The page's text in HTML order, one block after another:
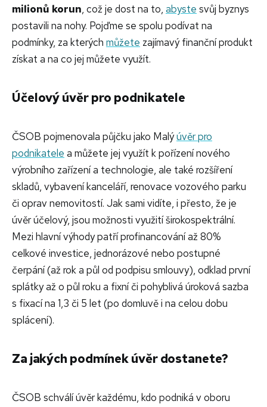
milionů korun, což je dost na to, abyste svůj byznys
postavili na nohy. Pojďme se spolu podívat na
podmínky, za kterých můžete zajímavý finanční produkt
získat a na co jej můžete využít.
Účelový úvěr pro podnikatele
ČSOB pojmenovala půjčku jako Malýúvěr pro
podnikatele a můžete jej využít k pořízení nového
výrobního zařízení a technologie, ale také rozšíření
skladů, vybavení kanceláří, renovace vozového parku
či oprav nemovitostí. Jak sami vidíte, i přesto, že je
úvěr účelový, jsou možnosti využití širokospektrální.
Mezi hlavní výhody patří profinancování až 80%
celkové investice, jednorázové nebo postupné
čerpání (až rok a půl od podpisu smlouvy), odklad první
splátky až o půl roku a fixní či pohyblivá úroková sazba
s fixací na 1,3 či 5 let (po domluvě i na celou dobu
splácení).
Za jakých podmínek úvěr dostanete?
ČSOB schválí úvěr každému, kdo podniká v oboru